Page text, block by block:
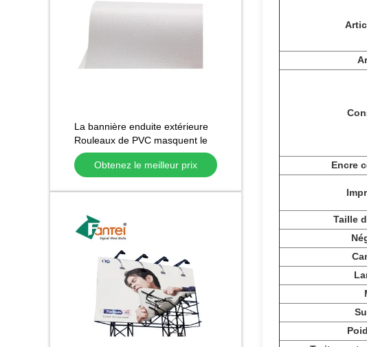
Encre
Taille
La bannière enduite extérieure
Rouleaux de PVC masquent le
format large Frontlit
440g/510g/610g
Obtenez le meilleur prix